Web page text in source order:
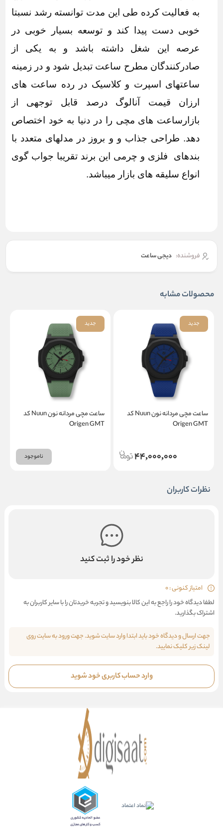
به فعالیت کرده طی این مدت توانسته رشد نسبتا
خوبی دست پیدا کند و توسعه بسیار خوبی در
عرصه این شغل داشته باشد و به یکی از
صادرکنندگان مطرح ساعت تبدیل شود و در زمینه
ساعتهای اسپرت و کلاسیک در رده ساعت های
ارزان قیمت آنالوگ درصد قابل توجهی از
بازارساعت های مچی را در دنیا به خود اختصاص
دهد. طراحی جذاب و و بروز در مدلهای متعدد با
بندهای فلزی و چرمی این برند تقریبا جواب گوی
انواع سلیقه های بازار میباشد.
فروشنده: دیجی ساعت
محصولات مشابه
جدید
ساعت مچی مردانه نون Nuun کد
Origen GMT
44,000,000
جدید
ساعت مچی مردانه نون Nuun کد
Origen GMT
ناموجود
نظرات کاربران
نظر خود را ثبت کنید
امتیاز کنونی : 0
لطفا دیدگاه خود را راجع به این کالا بنویسید و تجربه خریدتان را با سایر کاربران به
اشتراک بگذارید.
جهت ارسال و دیدگاه خود باید ابتدا وارد سایت شوید. جهت ورود به سایت روی
لینک زیر کلیک نمایید.
وارد حساب کاربری خود شوید